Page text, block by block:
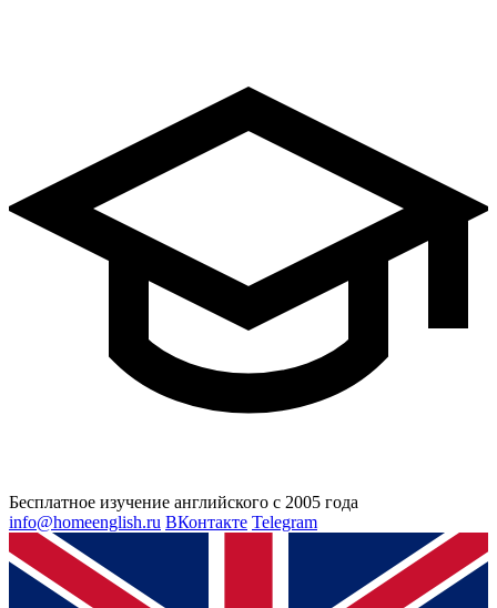
Бесплатное изучение английского с 2005 года
info@homeenglish.ru ВКонтакте Telegram